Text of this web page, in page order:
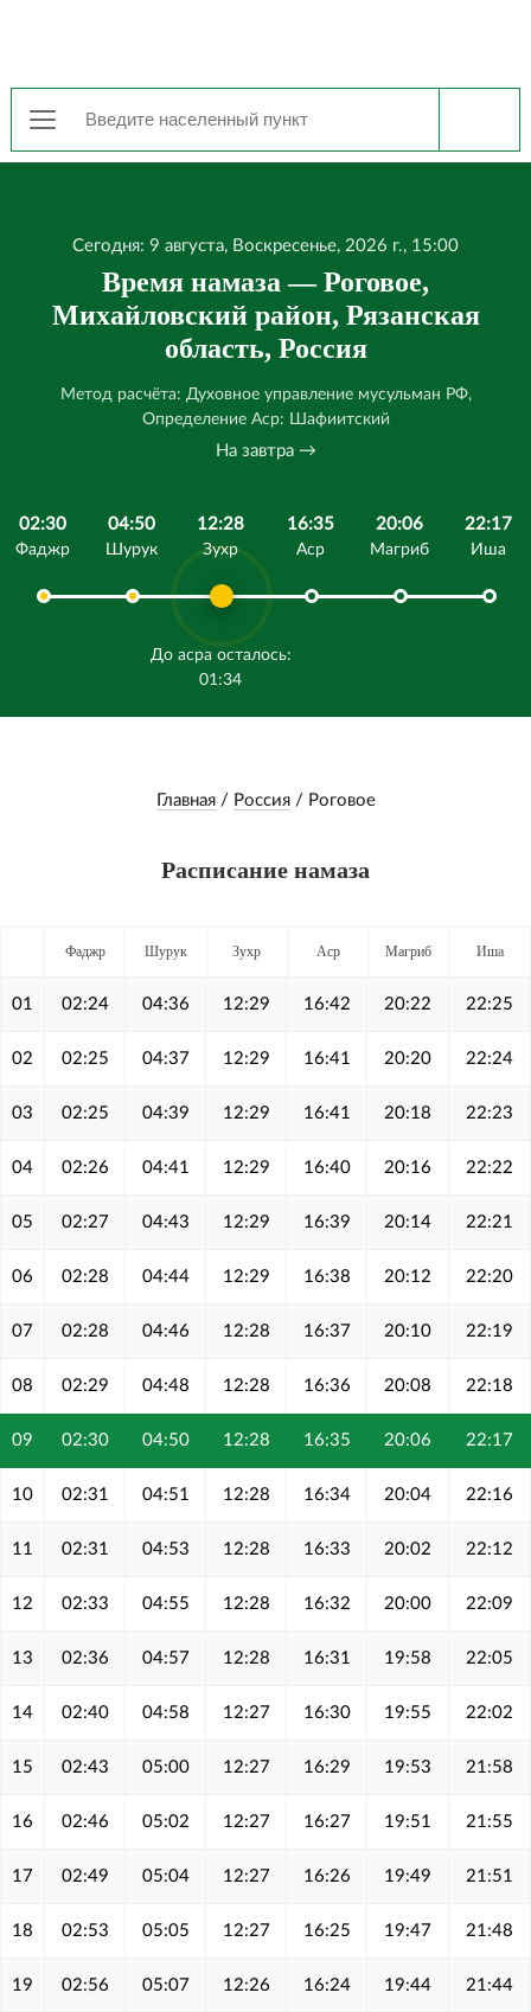
Сегодня: 9 августа, Воскресенье, 2026 г., 15:00
Время намаза — Роговое,
Михайловский район, Рязанская
область, Россия
Метод расчёта: Духовное управление мусульман РФ,
Определение Аср: Шафиитский
На завтра →
02:30
Фаджр
04:50
Шурук
12:28
Зухр
До асра осталось:
01:34
16:35
Аср
20:06
Магриб
22:17
Иша
Главная/ Россия/ Роговое
Расписание намаза
Фаджр Шурук Зухр Аср Магриб Иша
01 02:24 04:36 12:29 16:42 20:22 22:25
02 02:25 04:37 12:29 16:41 20:20 22:24
03 02:25 04:39 12:29 16:41 20:18 22:23
04 02:26 04:41 12:29 16:40 20:16 22:22
05 02:27 04:43 12:29 16:39 20:14 22:21
06 02:28 04:44 12:29 16:38 20:12 22:20
07 02:28 04:46 12:28 16:37 20:10 22:19
08 02:29 04:48 12:28 16:36 20:08 22:18
09 02:30 04:50 12:28 16:35 20:06 22:17
10 02:31 04:51 12:28 16:34 20:04 22:16
11 02:31 04:53 12:28 16:33 20:02 22:12
12 02:33 04:55 12:28 16:32 20:00 22:09
13 02:36 04:57 12:28 16:31 19:58 22:05
14 02:40 04:58 12:27 16:30 19:55 22:02
15 02:43 05:00 12:27 16:29 19:53 21:58
16 02:46 05:02 12:27 16:27 19:51 21:55
17 02:49 05:04 12:27 16:26 19:49 21:51
18 02:53 05:05 12:27 16:25 19:47 21:48
19 02:56 05:07 12:26 16:24 19:44 21:44